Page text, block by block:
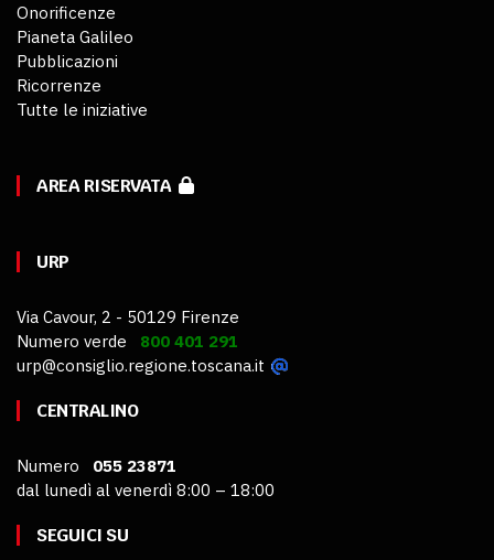
Onorificenze
Pianeta Galileo
Pubblicazioni
Ricorrenze
Tutte le iniziative
AREA RISERVATA
URP
Via Cavour, 2 - 50129 Firenze
Numero verde 800 401 291
urp@consiglio.regione.toscana.it
CENTRALINO
Numero 055 23871
dal lunedì al venerdì 8:00 – 18:00
SEGUICI SU